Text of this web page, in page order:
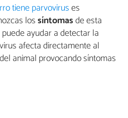
tiene parvoviruses
lossíntomasde esta
ayudar a detectar la
afecta directamente al
animal provocando síntomas